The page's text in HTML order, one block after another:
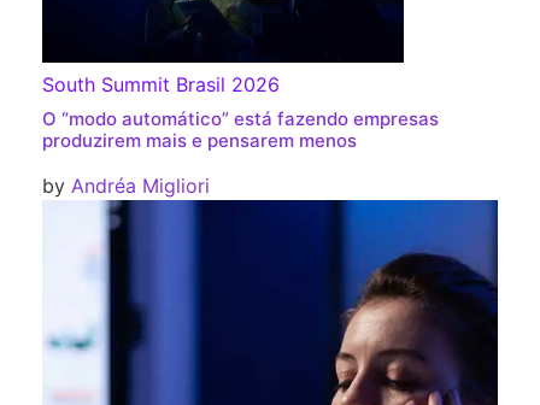
South Summit Brasil 2026
O “modo automático” está fazendo empresas
produzirem mais e pensarem menos
by Andréa Migliori